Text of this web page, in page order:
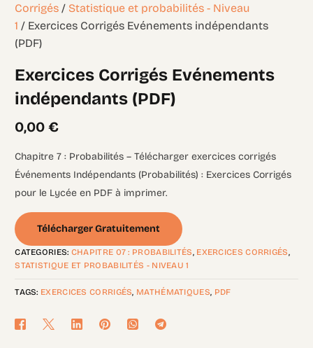
Corrigés / Statistique et probabilités - Niveau
1 / Exercices Corrigés Evénements indépendants
(PDF)
Exercices Corrigés Evénements
indépendants (PDF)
0,00€
Chapitre 7 : Probabilités – Télécharger exercices corrigés
Événements Indépendants (Probabilités) : Exercices Corrigés
pour le Lycée en PDF à imprimer.
Télécharger Gratuitement
CATEGORIES: CHAPITRE 07 : PROBABILITÉS, EXERCICES CORRIGÉS,
STATISTIQUE ET PROBABILITÉS - NIVEAU 1
TAGS: EXERCICES CORRIGÉS, MATHÉMATIQUES, PDF